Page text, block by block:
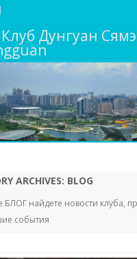
Дунгуан
Skip
ARCHIVES: BLOG
БЛОГ найдете новости клуба,
события